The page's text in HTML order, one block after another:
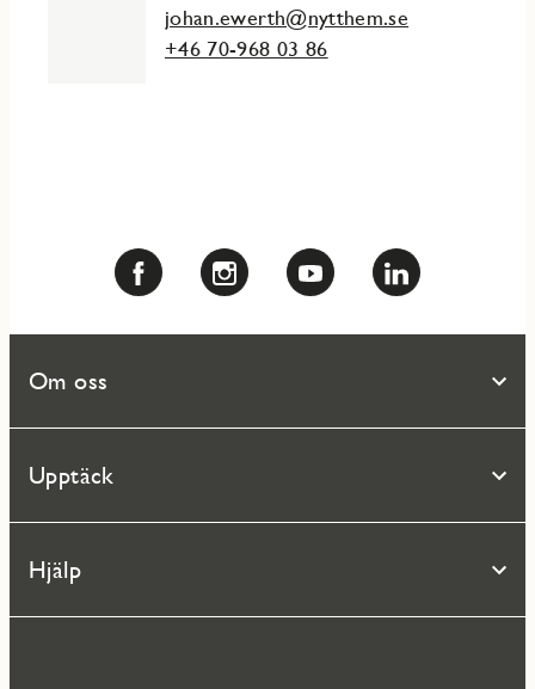
johan.ewerth@nytthem.se
+46 70-968 03 86
Om oss
Upptäck
Hjälp